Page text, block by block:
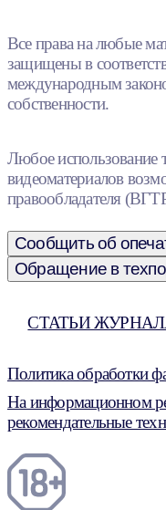
Все права на любые
защищены в
международным
собственности.
Любое использование
видеоматериалов
правообладателя
Сообщить об
Обращение в
СТАТЬИ
Политика обработки
На информационном
рекомендательные